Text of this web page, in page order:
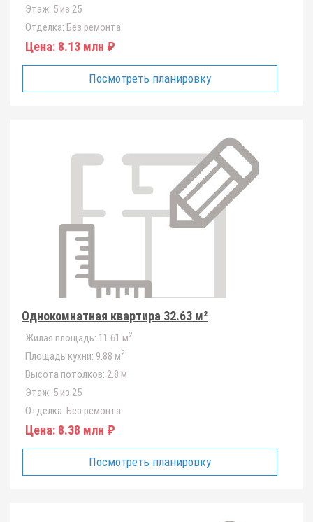
Этаж: 5 из 25
Отделка: Без ремонта
Цена: 8.13 млн ₽
Посмотреть планировку
Однокомнатная квартира 32.63 м²
Жилая площадь: 11.61 м2
Площадь кухни: 9.88 м2
Высота потолков: 2.8 м
Этаж: 5 из 25
Отделка: Без ремонта
Цена: 8.38 млн ₽
Посмотреть планировку